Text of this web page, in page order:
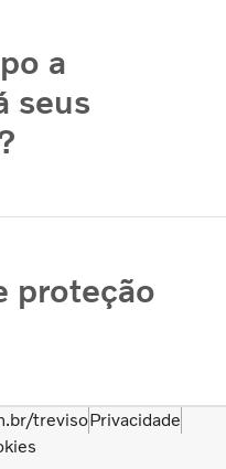
a
seus
proteção
trevisoPrivacidade